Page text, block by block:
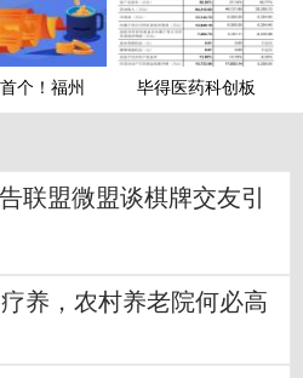
个！福州 毕得医药科创板
联盟微盟谈棋牌交友引
养，农村养老院何必高